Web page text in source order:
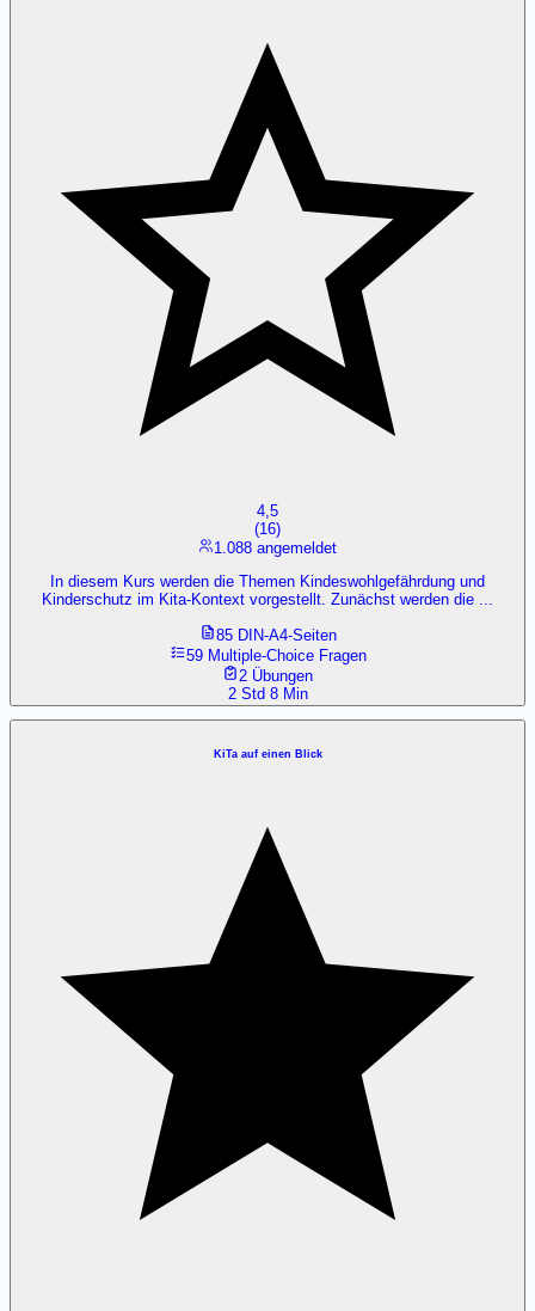
4,5
(16)
1.088 angemeldet
In diesem Kurs werden die Themen Kindeswohlgefährdung und
Kinderschutz im Kita-Kontext vorgestellt. Zunächst werden die ...
85 DIN-A4-Seiten
59 Multiple-Choice Fragen
2 Übungen
2 Std 8 Min
KiTa auf einen Blick